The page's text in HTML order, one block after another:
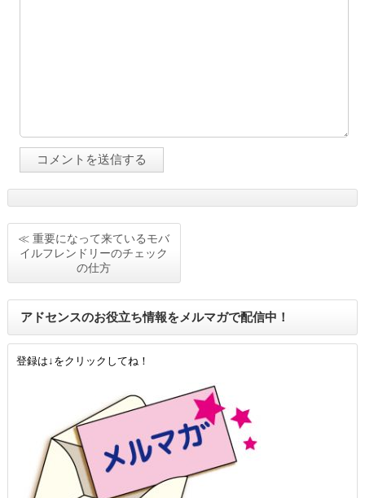
≪ 重要になって来ているモバ
イルフレンドリーのチェック
の仕方
アドセンスのお役立ち情報をメルマガで配信中！
登録は↓をクリックしてね！